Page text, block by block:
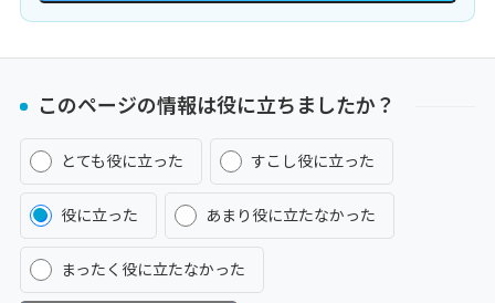
このページの情報は役に立ちましたか？
とても役に立った すこし役に立った
役に立った あまり役に立たなかった
まったく役に立たなかった